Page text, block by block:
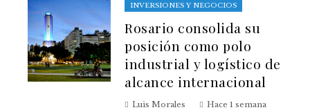
INVERSIONES Y NEGOCIOS
Rosario consolida su
posición como polo
industrial y logístico de
alcance internacional
Luis Morales Hace 1 semana